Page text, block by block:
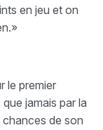
en jeu et on
le premier
jamais par la
de son